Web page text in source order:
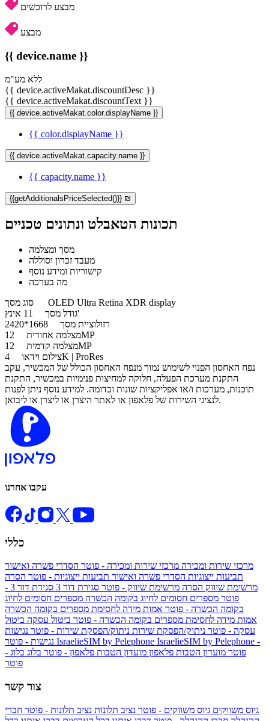
מבצע לרוכשים
מבצע
{{ device.name }}
ללא מע"מ
{{ device.activeMakat.discountDesc }}
{{ device.activeMakat.discountText }}
{{ device.activeMakat.color.displayName }}
{{ color.displayName }}
{{ device.activeMakat.capacity.name }}
{{ capacity.name }}
{{getAdditionalsPriceSelected()}} ₪
תכונות הטאבלט ונתונים טכניים
מסך ומצלמה
מעבד זכרון וסוללה
קישוריות ומידע נוסף
מה בערכה
סוג מסך OLED Ultra Retina XDR display
גודל מסך11 אינץ'
רזולוציית מסך
מצלמה אחורית12MP
מצלמה קדמית12MP
צילום וידאו4K | ProRes
נפח האחסון הפנוי לשימוש נמוך מנפח האחסון הכולל של המכשיר, עקב
התקנת מערכת הפעלה, חלוקה למחיצות פנימיות במכשיר, התקנת
תוכנות, מערכות ו/או אפליקציות שונות וכדומה. למידע נוסף ניתן לפנות
לנציגי השירות של פלאפון או לאתר היצרן או ליצרן או ליבואן.
עקבו אחרנו
כללי
מרכזי שירות ומכירה מרכזי שירות ומכירה - פוטר הסדרי פשרה ואישור
תביעות ייצוגיות הסדרי פשרה ואישור תביעות ייצוגיות - פוטר הסרה
מרשימת שיווק הסרה מרשימת שיווק - פוטר סגירת דור 3
סגירת דור 3 -
פוטר מספרים חסומים לחיוג בקומה הכשרה מספרים חסומים לחיוג
בקומה הכשרה - פוטר אמות מידה לחסימת מספרים בקומה הכשרה
אמות מידה לחסימת מספרים בקומה הכשרה - פוטר ביטול עסקה ביטול
עסקה - פוטר ניתוק/הפסקת שירות ניתוק/הפסקת שירות - פוטר נגישות
IsraelieSIM by Pelephone IsraelieSIM by Pelephone -
פוטר מועדון הטבות פלאפון מועדון הטבות פלאפון - פוטר בלוג בלוג -
פוטר
צור קשר
גיוס משווקים גיוס משווקים - פוטר נציב תלונות נציב תלונות - פוטר חברי